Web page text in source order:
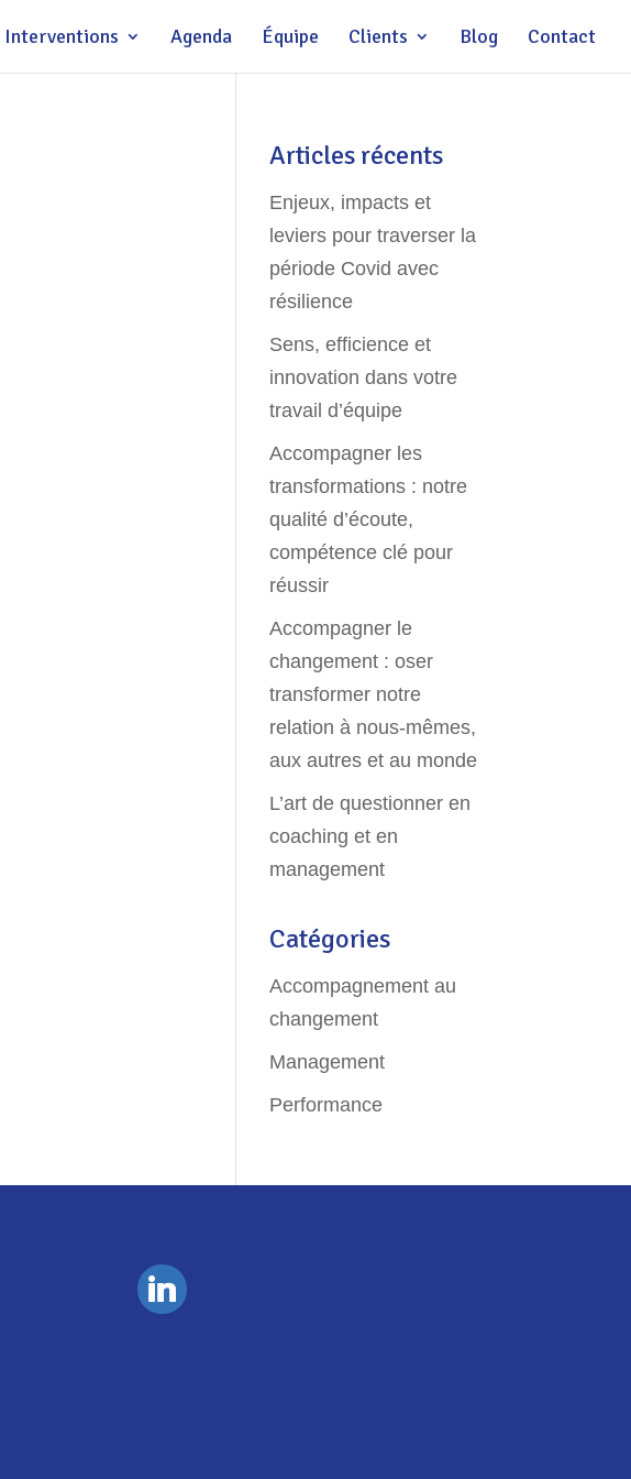
Interventions Agenda Équipe Clients Blog Contact
Articles récents
Enjeux, impacts et
leviers pour traverser la
période Covid avec
résilience
Sens, efficience et
innovation dans votre
travail d’équipe
Accompagner les
transformations : notre
qualité d’écoute,
compétence clé pour
réussir
Accompagner le
changement : oser
transformer notre
relation à nous-mêmes,
aux autres et au monde
L’art de questionner en
coaching et en
management
Catégories
Accompagnement au
changement
Management
Performance